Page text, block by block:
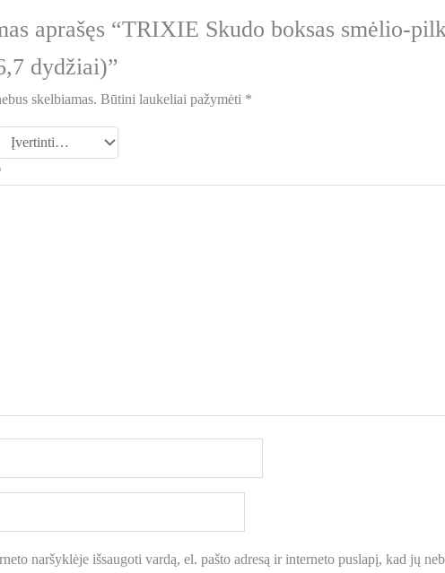
aprašęs “TRIXIE Skudo boksas smėlio-
dydžiai)”
skelbiamas. Būtini laukeliai pažymėti *
naršyklėje išsaugoti vardą, el. pašto adresą ir interneto puslapį, kad jų